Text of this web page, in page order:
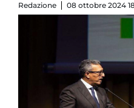
Redazione 08 ottobre 2024